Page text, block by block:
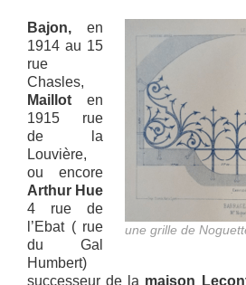
une grille de
Bajon, en
1914 au 15
rue
Chasles,
Maillot en
1915 rue
de la
Louvière,
ou encore
Arthur Hue
4 rue de
l’Ebat ( rue
du Gal
Humbert)
successeur de la maison